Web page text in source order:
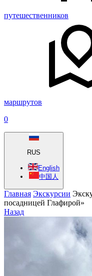
путешественников
маршрутов
0
RUS
English
中国人
Главная Экскурсии
посадницей Глафирой»
Назад